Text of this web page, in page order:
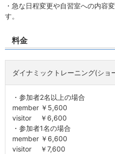
・急な日程変更や自習室への内容
す。
料金
ダイナミックトレーニング(ショ
・参加者2名以上の場合
member ￥5,600
visitor ￥6,600
・参加者1名の場合
member ￥6,600
visitor ￥7,600